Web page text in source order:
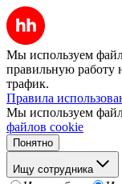
Мы используем
правильную работу
трафик.
Правила
Мы используем
файлов cookie
Понятно
Ищу сотрудника